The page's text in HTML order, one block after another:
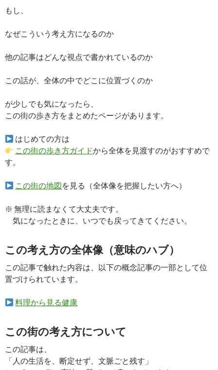
もし、
なぜこういう考え方になるのか
他の記事はどんな視点で書かれているのか
この話が、全体の中でどこに位置づくのか
が少しでも気になったら、
この街の歩き方をまとめたページがあります。
はじめての方は
この街の歩き方ガイドから全体を見渡すのがおすすめで
す。
この街の地図を見る（全体像を把握したい方へ）
※ 無理に読まなくて大丈夫です。
気になったときに、いつでも戻ってきてください。
この考え方の全体像（意味のハブ）
この記事で触れた内容は、以下の概念記事の一部として位
置づけられています。
料理から見る健康
この街の考え方について
この記事は、
「人の生活を、断定せず、文脈ごと残す」